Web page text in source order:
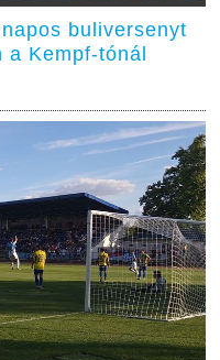
buliversenyt
a Kempf-tónál